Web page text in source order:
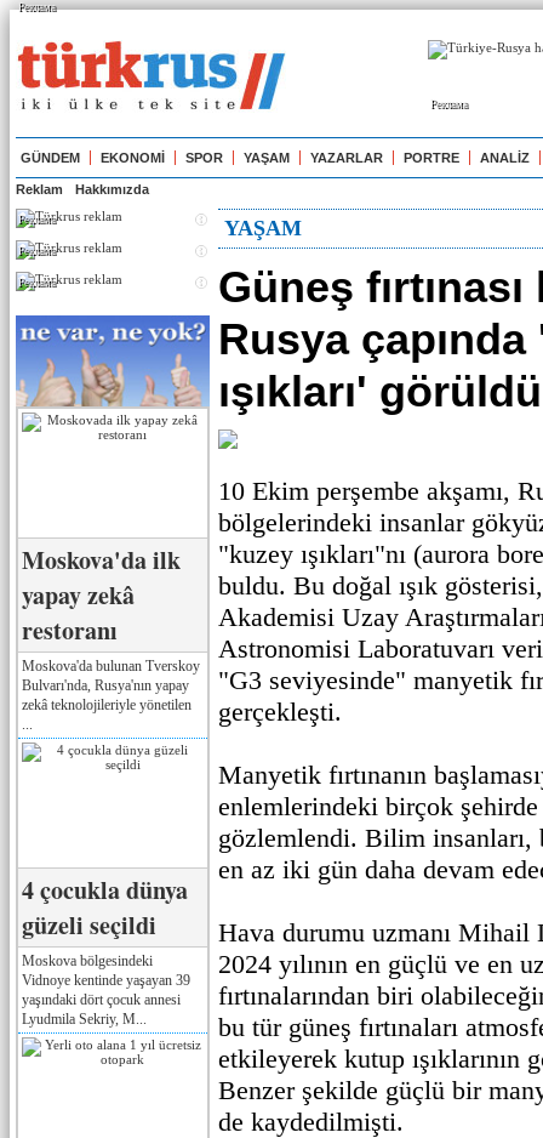
Реклама
Реклама
GÜNDEM EKONOMİ SPOR YAŞAM YAZARLAR PORTRE ANALİZ
Reklam Hakkımızda
Реклама
Реклама
Реклама
Moskova'da ilk
yapay zekâ
restoranı
Moskova'da bulunan Tverskoy
Bulvarı'nda, Rusya'nın yapay
zekâ teknolojileriyle yönetilen
4 çocukla dünya
güzeli seçildi
Moskova bölgesindeki
Vidnoye kentinde yaşayan 39
yaşındaki dört çocuk annesi
Lyudmila Sekriy, M...
YAŞAM
Güneş
Rusya
ışıkları' görüldü
10 Ekim perşembe akşamı,
bölgelerindeki insanlar
"kuzey ışıkları"nı (aurora
buldu. Bu doğal ışık
Akademisi Uzay
Astronomisi Laboratuvarı
"G3 seviyesinde" manyetik
gerçekleşti.
Manyetik fırtınanın
enlemlerindeki birçok şehirde
gözlemlendi. Bilim insanları,
en az iki gün daha devam
Hava durumu uzmanı Mihail
2024 yılının en güçlü ve en
fırtınalarından biri
bu tür güneş fırtınaları
etkileyerek kutup ışıklarının
Benzer şekilde güçlü bir
de kaydedilmişti.